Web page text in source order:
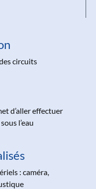
circuits
d’aller effectuer
l’eau
: caméra,